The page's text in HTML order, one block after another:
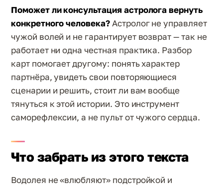
Поможет ли консультация астролога вернуть
конкретного человека?Астролог не управляет
чужой волей и не гарантирует возврат — так не
работает ни одна честная практика. Разбор
карт помогает другому: понять характер
партнёра, увидеть свои повторяющиеся
сценарии и решить, стоит ли вам вообще
тянуться к этой истории. Это инструмент
саморефлексии, а не пульт от чужого сердца.
Что забрать из этого текста
Водолея не «влюбляют» подстройкой и